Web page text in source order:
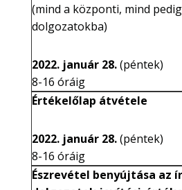
(mind a központi, mind
dolgozatokba)
2022. január 28.(péntek)
8-16 óráig
Értékelőlap átvétele
2022. január 28.(péntek)
8-16 óráig
Észrevétel benyújtása az